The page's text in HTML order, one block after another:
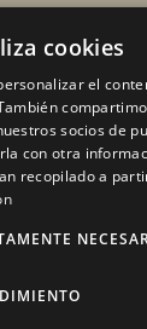
horas
cookies
el
socios de
con otra
recopilado a